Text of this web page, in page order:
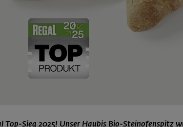
Top-Sieg 2025! Unser Haubis Bio-Steinofenspitz